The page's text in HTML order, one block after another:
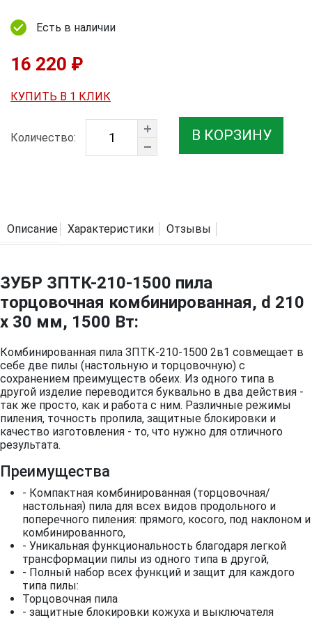
Есть в наличии
16 220 ₽
КУПИТЬ В 1 КЛИК
Количество: В КОРЗИНУ
Описание Характеристики Отзывы
ЗУБР ЗПТК-210-1500 пила
торцовочная комбинированная, d 210
х 30 мм, 1500 Вт:
Комбинированная пила ЗПТК-210-1500 2в1 совмещает в
себе две пилы (настольную и торцовочную) с
сохранением преимуществ обеих. Из одного типа в
другой изделие переводится буквально в два действия -
так же просто, как и работа с ним. Различные режимы
пиления, точность пропила, защитные блокировки и
качество изготовления - то, что нужно для отличного
результата.
Преимущества
- Компактная комбинированная (торцовочная/
настольная) пила для всех видов продольного и
поперечного пиления: прямого, косого, под наклоном и
комбинированного,
- Уникальная функциональность благодаря легкой
трансформации пилы из одного типа в другой,
- Полный набор всех функций и защит для каждого
типа пилы:
Торцовочная пила
- защитные блокировки кожуха и выключателя